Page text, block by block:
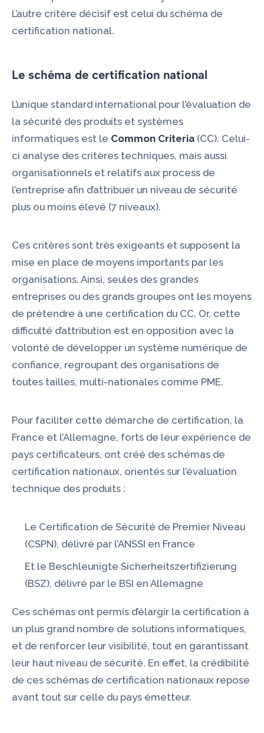
L’autre critère décisif est celui du schéma de
certification national.
Le schéma de certification national
L’unique standard international pour l’évaluation de
la sécurité des produits et systèmes
informatiques est le Common Criteria (CC). Celui-
ci analyse des critères techniques, mais aussi
organisationnels et relatifs aux process de
l’entreprise afin d’attribuer un niveau de sécurité
plus ou moins élevé (7 niveaux).
Ces critères sont très exigeants et supposent la
mise en place de moyens importants par les
organisations. Ainsi, seules des grandes
entreprises ou des grands groupes ont les moyens
de prétendre à une certification du CC. Or, cette
difficulté d’attribution est en opposition avec la
volonté de développer un système numérique de
confiance, regroupant des organisations de
toutes tailles, multi-nationales comme PME.
Pour faciliter cette démarche de certification, la
France et l’Allemagne, forts de leur expérience de
pays certificateurs, ont créé des schémas de
certification nationaux, orientés sur l’évaluation
technique des produits :
Le Certification de Sécurité de Premier Niveau
(CSPN), délivré par l’ANSSI en France
Et le Beschleunigte Sicherheitszertifizierung
(BSZ), délivré par le BSI en Allemagne
Ces schémas ont permis d’élargir la certification à
un plus grand nombre de solutions informatiques,
et de renforcer leur visibilité, tout en garantissant
leur haut niveau de sécurité. En effet, la crédibilité
de ces schémas de certification nationaux repose
avant tout sur celle du pays émetteur.